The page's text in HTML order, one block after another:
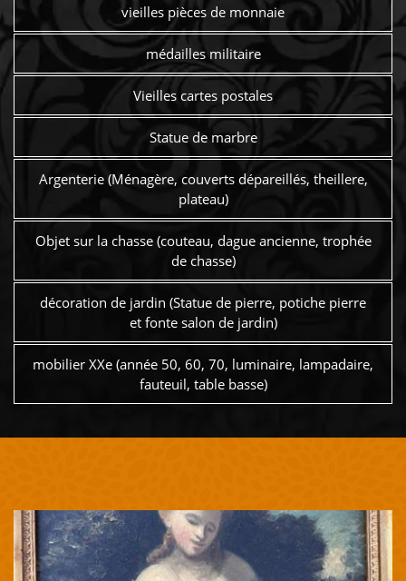
vieilles pièces de monnaie
médailles militaire
Vieilles cartes postales
Statue de marbre
Argenterie (Ménagère, couverts dépareillés, theillere,
plateau)
Objet sur la chasse (couteau, dague ancienne, trophée
de chasse)
décoration de jardin (Statue de pierre, potiche pierre
et fonte salon de jardin)
mobilier XXe (année 50, 60, 70, luminaire, lampadaire,
fauteuil, table basse)